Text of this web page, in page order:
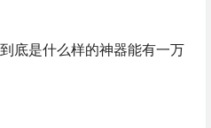
底是什么样的神器能有一万